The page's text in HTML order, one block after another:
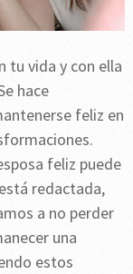
tu vida y con ella
hace
feliz en
feliz puede
redactada,
a no perder
una
estos